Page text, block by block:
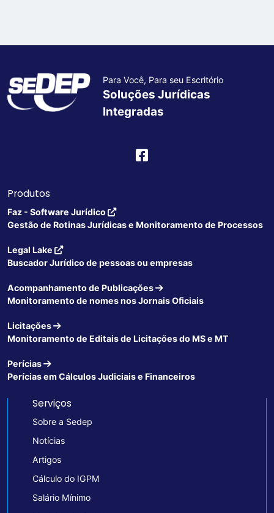
Para Você, Para seu Escritório
Soluções Jurídicas
Integradas
Produtos
Faz - Software Jurídico
Gestão de Rotinas Jurídicas e Monitoramento de Processos
Legal Lake
Buscador Jurídico de pessoas ou empresas
Acompanhamento de Publicações
Monitoramento de nomes nos Jornais Oficiais
Licitações
Monitoramento de Editais de Licitações do MS e MT
Perícias
Perícias em Cálculos Judiciais e Financeiros
Serviços
Sobre a Sedep
Notícias
Artigos
Cálculo do IGPM
Salário Mínimo